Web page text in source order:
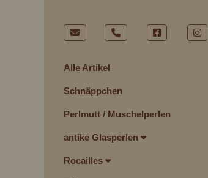
Alle Artikel
Schnäppchen
Perlmutt / Muschelperlen
antike Glasperlen
Rocailles